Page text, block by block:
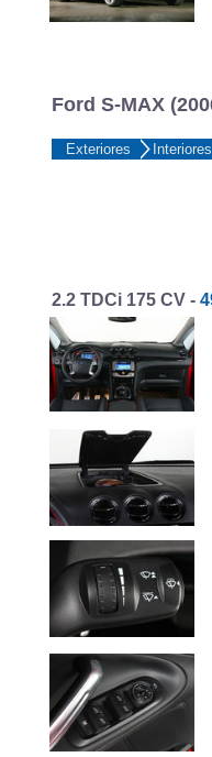
Ford S-MAX
Exteriores Interiores
2.2 TDCi 175 CV -